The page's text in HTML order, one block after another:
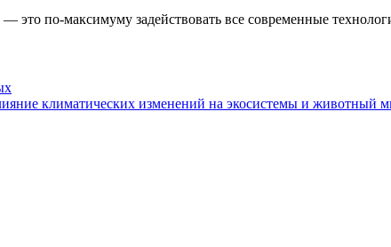
это по-максимуму задействовать все современные
климатических изменений на экосистемы и животный